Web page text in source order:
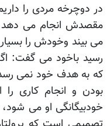
در دوچرخه مردی را
مقصدش انجام می دهد
می بیند وخودش را
رسید باخود می گفت:
که به هدف خود نمی
بودن و انجام کاری
خودبیگانگی او می